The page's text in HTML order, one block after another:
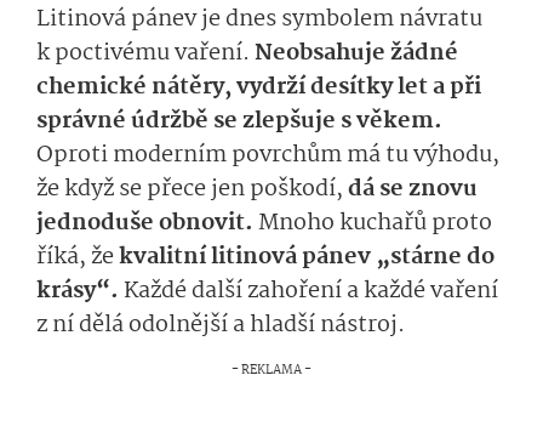
Litinová pánev je dnes symbolem návratu
k poctivému vaření. Neobsahuje žádné
chemické nátěry, vydrží desítky let a při
správné údržbě se zlepšuje s věkem.
Oproti moderním povrchům má tu výhodu,
že když se přece jen poškodí,dá se znovu
jednoduše obnovit. Mnoho kuchařů proto
říká, žekvalitní litinová pánev „stárne do
krásy“. Každé další zahoření a každé vaření
z ní dělá odolnější a hladší nástroj.